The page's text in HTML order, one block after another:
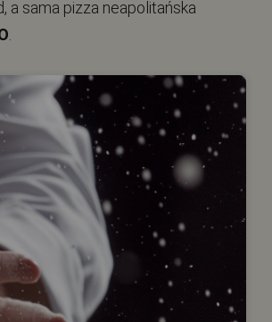
sama pizza neapolitańska